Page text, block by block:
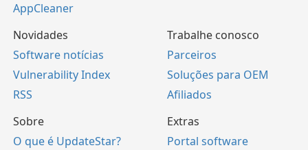
AppCleaner
Novidades
Software notícias
Vulnerability Index
RSS
Trabalhe conosco
Parceiros
Soluções para OEM
Afiliados
Sobre
O que é UpdateStar?
Extras
Portal software